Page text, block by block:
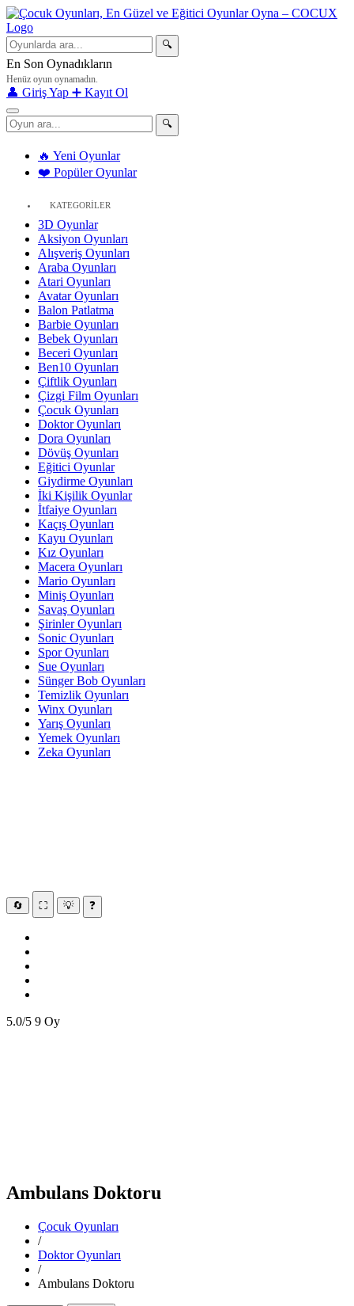
🔍
En Son Oynadıkların
Henüz oyun oynamadın.
👤 Giriş Yap ➕ Kayıt Ol
🔍
🔥 Yeni Oyunlar
❤️ Popüler Oyunlar
KATEGORİLER
3D Oyunlar
Aksiyon Oyunları
Alışveriş Oyunları
Araba Oyunları
Atari Oyunları
Avatar Oyunları
Balon Patlatma
Barbie Oyunları
Bebek Oyunları
Beceri Oyunları
Ben10 Oyunları
Çiftlik Oyunları
Çizgi Film Oyunları
Çocuk Oyunları
Doktor Oyunları
Dora Oyunları
Dövüş Oyunları
Eğitici Oyunlar
Giydirme Oyunları
İki Kişilik Oyunlar
İtfaiye Oyunları
Kaçış Oyunları
Kayu Oyunları
Kız Oyunları
Macera Oyunları
Mario Oyunları
Miniş Oyunları
Savaş Oyunları
Şirinler Oyunları
Sonic Oyunları
Spor Oyunları
Sue Oyunları
Sünger Bob Oyunları
Temizlik Oyunları
Winx Oyunları
Yarış Oyunları
Yemek Oyunları
Zeka Oyunları
🔄 ⛶ 💡 ❓
5.0/5 9 Oy
Ambulans Doktoru
Çocuk Oyunları
/
Doktor Oyunları
/
Ambulans Doktoru